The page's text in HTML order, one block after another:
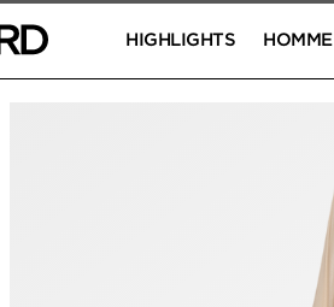
HIGHLIGHTS HOMME